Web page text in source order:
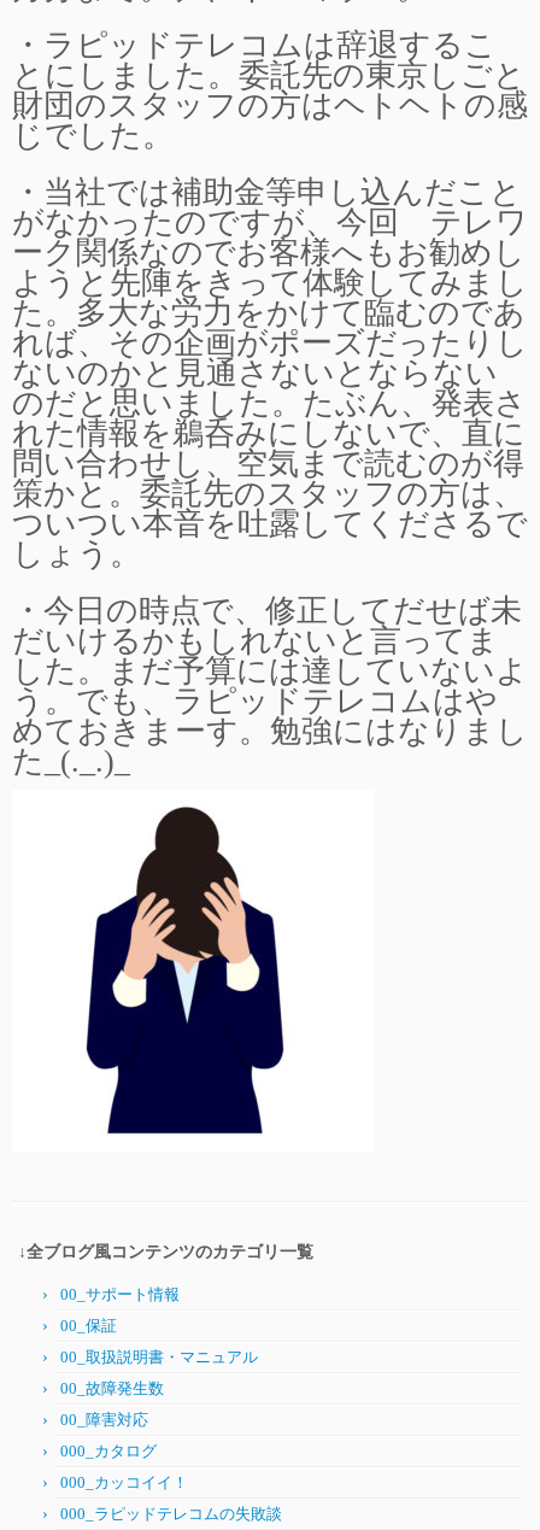
・ラピッドテレコムは辞退するこ
とにしました。委託先の東京しごと
財団のスタッフの方はヘトヘトの感
じでした。
・当社では補助金等申し込んだこと
がなかったのですが、今回 テレワ
ーク関係なのでお客様へもお勧めし
ようと先陣をきって体験してみまし
た。多大な労力をかけて臨むのであ
れば、その企画がポーズだったりし
ないのかと見通さないとならない
のだと思いました。たぶん、発表さ
れた情報を鵜呑みにしないで、直に
問い合わせし、空気まで読むのが得
策かと。委託先のスタッフの方は、
ついつい本音を吐露してくださるで
しょう。
・今日の時点で、修正してだせば未
だいけるかもしれないと言ってま
した。まだ予算には達していないよ
う。でも、ラピッドテレコムはや
めておきまーす。勉強にはなりまし
た_(._.)_
↓全ブログ風コンテンツのカテゴリ一覧
00_サポート情報
00_保証
00_取扱説明書・マニュアル
00_故障発生数
00_障害対応
000_カタログ
000_カッコイイ！
000_ラピッドテレコムの失敗談